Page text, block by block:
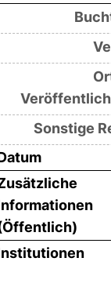
Sonstige